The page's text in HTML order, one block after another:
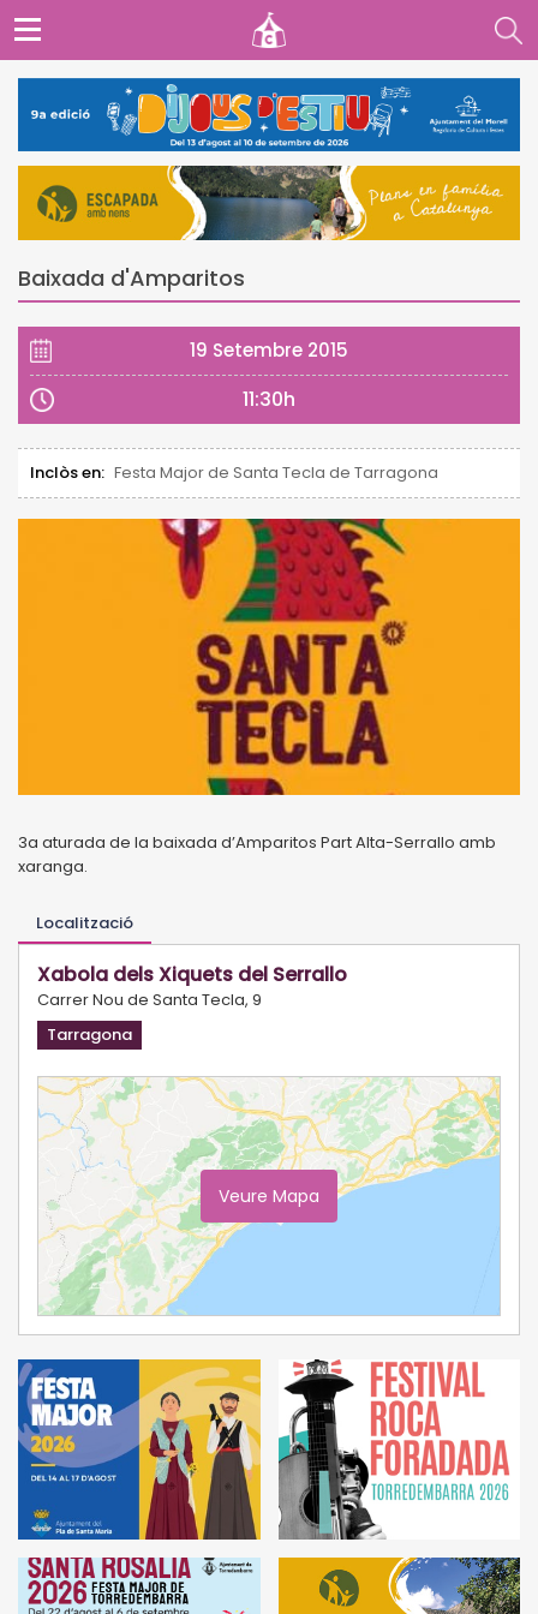
Baixada d'Amparitos
19 Setembre 2015
11:30h
Inclòs en: Festa Major de Santa Tecla de Tarragona
3a aturada de la baixada d’Amparitos Part Alta-Serrallo amb
xaranga.
Localització
Xabola dels Xiquets del Serrallo
Carrer Nou de Santa Tecla, 9
Tarragona
Veure Mapa